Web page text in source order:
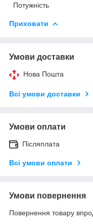
Потужність
Приховати
Умови доставки
Нова Пошта
Всі умови доставки
Умови оплати
Післяплата
Всі умови оплати
Умови повернення
Повернення товару